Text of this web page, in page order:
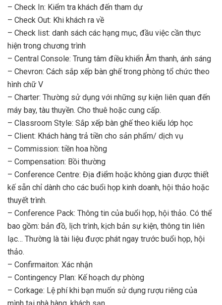
– Check In: Kiểm tra khách đến tham dự
– Check Out: Khi khách ra về
– Check list: danh sách các hạng mục, đầu việc cần thực
hiện trong chương trình
– Central Console: Trung tâm điều khiển Âm thanh, ánh sáng
– Chevron: Cách sắp xếp bàn ghế trong phòng tổ chức theo
hình chữ V
– Charter: Thường sử dụng với những sự kiện liên quan đến
máy bay, tàu thuyền. Cho thuê hoặc cung cấp.
– Classroom Style: Sắp xếp bàn ghế theo kiểu lớp học
– Client: Khách hàng trả tiền cho sản phẩm/ dịch vụ
– Commission: tiền hoa hồng
– Compensation: Bồi thường
– Conference Centre: Địa điểm hoặc không gian được thiết
kế sẵn chỉ dành cho các buổi họp kinh doanh, hội thảo hoặc
thuyết trình.
– Conference Pack: Thông tin của buổi họp, hội thảo. Có thể
bao gồm: bản đồ, lịch trình, kịch bản sự kiện, thông tin liên
lạc… Thường là tài liệu được phát ngay trước buổi họp, hội
thảo.
– Confirmaiton: Xác nhận
– Contingency Plan: Kế hoạch dự phòng
– Corkage: Lệ phí khi bạn muốn sử dụng rượu riêng của